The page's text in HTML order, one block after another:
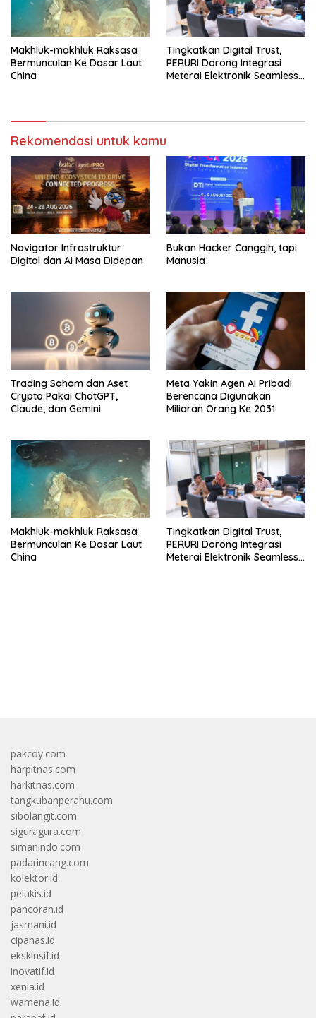
Makhluk-makhluk Raksasa
Bermunculan Ke Dasar Laut
China
Tingkatkan Digital Trust,
PERURI Dorong Integrasi
Meterai Elektronik Seamless
Rekomendasi untuk kamu
Navigator Infrastruktur
Digital dan AI Masa Didepan
Bukan Hacker Canggih, tapi
Manusia
Trading Saham dan Aset
Crypto Pakai ChatGPT,
Claude, dan Gemini
Meta Yakin Agen AI Pribadi
Berencana Digunakan
Miliaran Orang Ke 2031
Makhluk-makhluk Raksasa
Bermunculan Ke Dasar Laut
China
Tingkatkan Digital Trust,
PERURI Dorong Integrasi
Meterai Elektronik Seamless
pakcoy.com
harpitnas.com
harkitnas.com
tangkubanperahu.com
sibolangit.com
siguragura.com
simanindo.com
padarincang.com
kolektor.id
pelukis.id
pancoran.id
jasmani.id
cipanas.id
eksklusif.id
inovatif.id
xenia.id
wamena.id